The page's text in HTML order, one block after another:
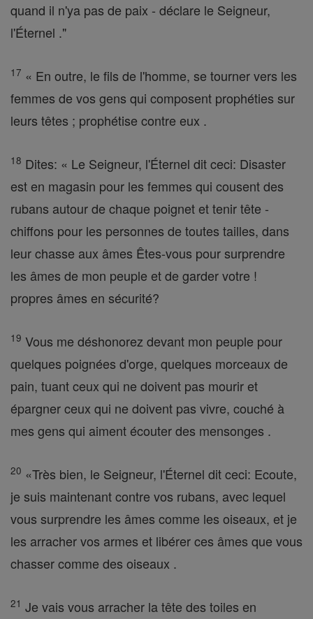
quand il n'ya pas de paix - déclare le Seigneur,
l'Éternel ."
17 « En outre, le fils de l'homme, se tourner vers les
femmes de vos gens qui composent prophéties sur
leurs têtes ; prophétise contre eux .
18 Dites: « Le Seigneur, l'Éternel dit ceci: Disaster
est en magasin pour les femmes qui cousent des
rubans autour de chaque poignet et tenir tête -
chiffons pour les personnes de toutes tailles, dans
leur chasse aux âmes Êtes-vous pour surprendre
les âmes de mon peuple et de garder votre !
propres âmes en sécurité?
19 Vous me déshonorez devant mon peuple pour
quelques poignées d'orge, quelques morceaux de
pain, tuant ceux qui ne doivent pas mourir et
épargner ceux qui ne doivent pas vivre, couché à
mes gens qui aiment écouter des mensonges .
20 «Très bien, le Seigneur, l'Éternel dit ceci: Ecoute,
je suis maintenant contre vos rubans, avec lequel
vous surprendre les âmes comme les oiseaux, et je
les arracher vos armes et libérer ces âmes que vous
chasser comme des oiseaux .
21 Je vais vous arracher la tête des toiles en